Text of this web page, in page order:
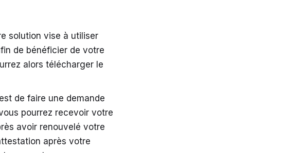
solution vise à utiliser
de bénéficier de votre
alors télécharger le
de faire une demande
pourrez recevoir votre
avoir renouvelé votre
après votre